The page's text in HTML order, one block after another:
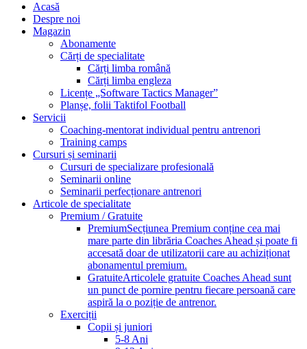
Acasă
Despre noi
Magazin
Abonamente
Cărți de specialitate
Cărți limba română
Cărți limba engleza
Licențe „Software Tactics Manager”
Planșe, folii Taktifol Football
Servicii
Coaching-mentorat individual pentru antrenori
Training camps
Cursuri și seminarii
Cursuri de specializare profesională
Seminarii online
Seminarii perfecționare antrenori
Articole de specialitate
Premium / Gratuite
PremiumSecțiunea Premium conține cea mai
mare parte din librăria Coaches Ahead și poate fi
accesată doar de utilizatorii care au achiziționat
abonamentul premium.
GratuiteArticolele gratuite Coaches Ahead sunt
un punct de pornire pentru fiecare persoană care
aspiră la o poziție de antrenor.
Exerciții
Copii și juniori
5-8 Ani